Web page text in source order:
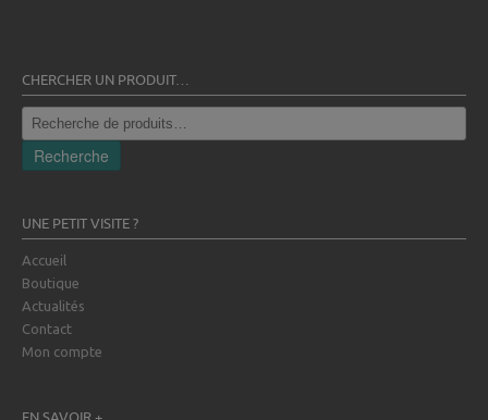
CHERCHER UN PRODUIT…
Recherche
pour :
Recherche
UNE PETIT VISITE ?
Accueil
Boutique
Actualités
Contact
Mon compte